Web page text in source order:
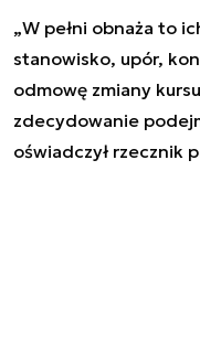
„W pełni obnaża to
stanowisko, upór,
odmowę zmiany
zdecydowanie
oświadczył rzecznik